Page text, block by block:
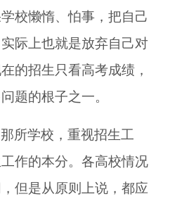
校懒惰、怕事，把自己
际上也就是放弃自己对
的招生只看高考成绩，
题的根子之一。
所学校，重视招生工
作的本分。各高校情况
但是从原则上说，都应